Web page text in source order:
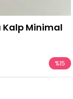
Kalp Minimal
%15
İndirim